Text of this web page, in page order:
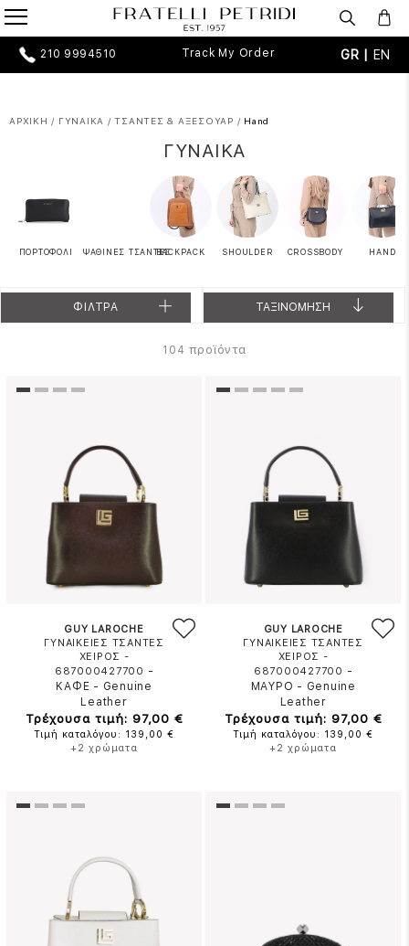
210 9994510 Track My Order GR | EN
ΑΡΧΙΚΗ / ΓΥΝΑΙΚΑ /ΤΣΑΝΤΕΣ & ΑΞΕΣΟΥΑΡ / Hand
ΓΥΝΑΙΚΑ
ΠΟΡΤΟΦΟΛΙ ΨΑΘΙΝΕΣ ΤΣΑΝΤΕΣBACKPACK SHOULDER CROSSBODY HAND
ΦΙΛΤΡΑ ΤΑΞΙΝΟΜΗΣΗ
104 προϊόντα
GUY LAROCHE
ΓΥΝΑΙΚΕΙΕΣ ΤΣΑΝΤΕΣ
ΧΕΙΡΟΣ -
687000427700 -
ΚΑΦΕ - Genuine
Leather
Τρέχουσα τιμή: 97,00 €
Τιμή καταλόγου: 139,00 €
+2 χρώματα
GUY LAROCHE
ΓΥΝΑΙΚΕΙΕΣ ΤΣΑΝΤΕΣ
ΧΕΙΡΟΣ -
687000427700 -
ΜΑΥΡΟ - Genuine
Leather
Τρέχουσα τιμή: 97,00 €
Τιμή καταλόγου: 139,00 €
+2 χρώματα